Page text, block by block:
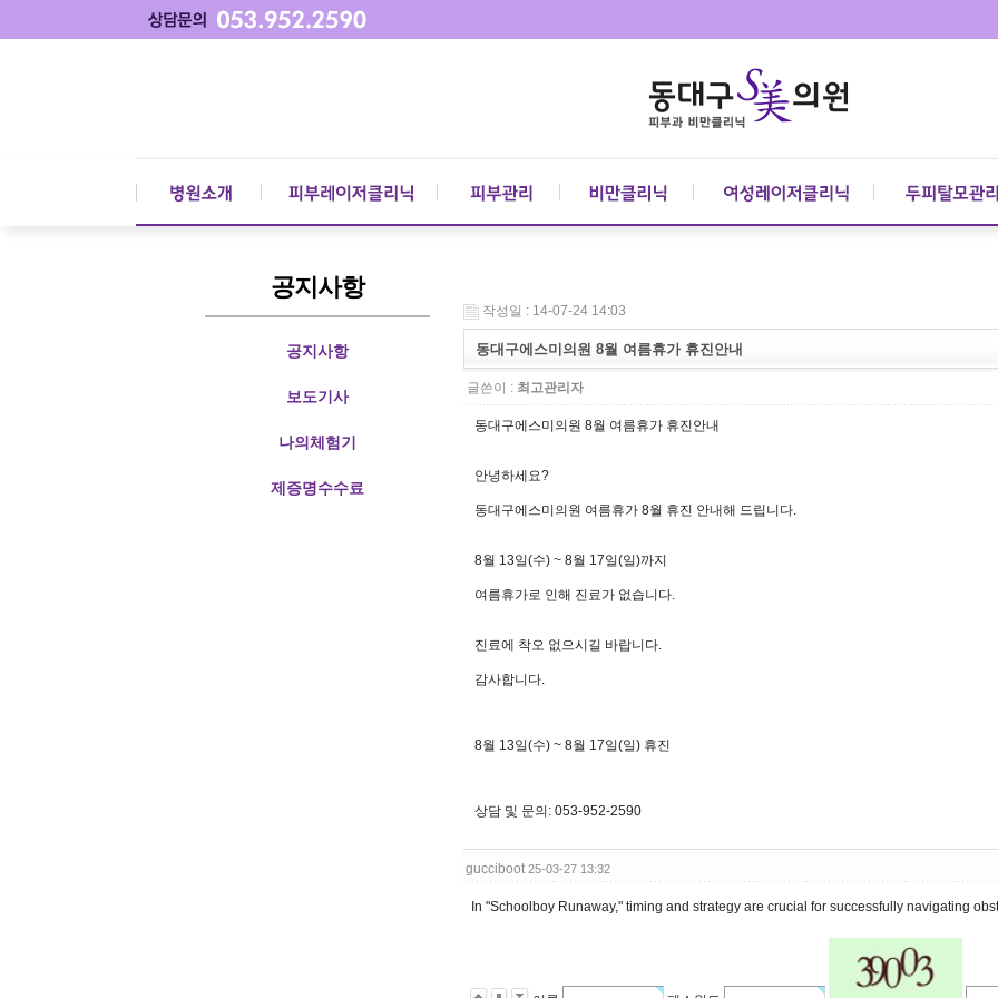
공지사항
공지사항
보도기사
나의체험기
제증명수수료
작성일 : 14-07-24 14:03
동대구에스미의원 8월 여름휴가 휴진안내
글쓴이 : 최고관리자
동대구에스미의원 8월 여름휴가 휴진안내
안녕하세요?
동대구에스미의원 여름휴가 8월 휴진 안내해 드립니다.
8월 13일(수) ~ 8월 17일(일)까지
여름휴가로 인해 진료가 없습니다.
진료에 착오 없으시길 바랍니다.
감사합니다.
8월 13일(수) ~ 8월 17일(일) 휴진
상담 및 문의: 053-952-2590
gucciboot 25-03-27 13:32
In "Schoolboy Runaway," timing and strategy are crucial for successfully navigating